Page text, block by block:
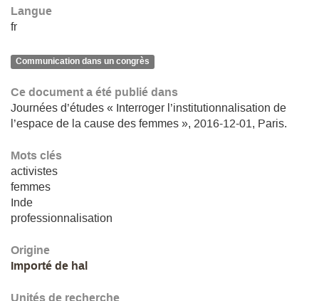
Langue
fr
Communication dans un congrès
Ce document a été publié dans
Journées d’études « Interroger l’institutionnalisation de
l’espace de la cause des femmes », 2016-12-01, Paris.
Mots clés
activistes
femmes
Inde
professionnalisation
Origine
Importé de hal
Unités de recherche